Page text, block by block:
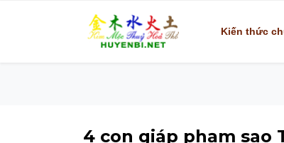
Kiến thức
4 con giáp phạm sao